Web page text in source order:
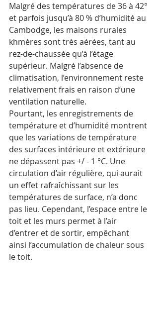
Malgré des températures de 36 à 42°
et parfois jusqu’à 80 % d’humidité au
Cambodge, les maisons rurales
khmères sont très aérées, tant au
rez-de-chaussée qu’à l’étage
supérieur. Malgré l’absence de
climatisation, l’environnement reste
relativement frais en raison d’une
ventilation naturelle.
Pourtant, les enregistrements de
température et d’humidité montrent
que les variations de température
des surfaces intérieure et extérieure
ne dépassent pas +/ - 1 °C. Une
circulation d’air régulière, qui aurait
un effet rafraîchissant sur les
températures de surface, n’a donc
pas lieu. Cependant, l’espace entre le
toit et les murs permet à l’air
d’entrer et de sortir, empêchant
ainsi l’accumulation de chaleur sous
le toit.